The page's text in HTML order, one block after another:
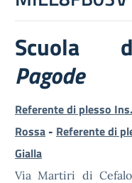
Scuola
Pagode
Referente di plesso
Rossa- Referente di
Gialla
Via Martiri di